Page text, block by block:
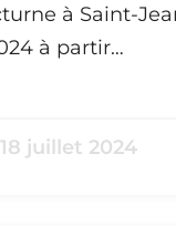
à Saint-
à partir…
18 juillet 2024